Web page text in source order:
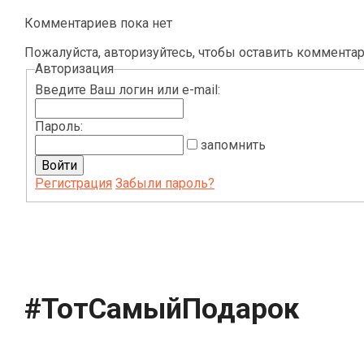
Комментариев пока нет
Пожалуйста, авторизуйтесь, чтобы оставить
Авторизация
Введите Ваш логин или e-mail:
Пароль:
запомнить
Регистрация Забыли пароль?
#ТотСамыйПодарок